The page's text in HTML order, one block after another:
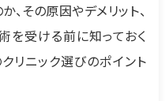
、その原因やデメリット、
を受ける前に知っておく
リニック選びのポイント